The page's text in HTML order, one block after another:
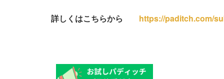
詳しくはこちらから https://paditch.com/